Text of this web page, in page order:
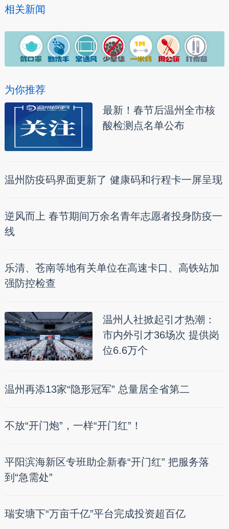
相关新闻
为你推荐
最新！春节后温州全市核
酸检测点名单公布
温州防疫码界面更新了 健康码和行程卡一屏呈现
逆风而上 春节期间万余名青年志愿者投身防疫一
线
乐清、苍南等地有关单位在高速卡口、高铁站加
强防控检查
温州人社掀起引才热潮：
市内外引才36场次 提供岗
位6.6万个
温州再添13家“隐形冠军” 总量居全省第二
不放“开门炮”，一样“开门红”！
平阳滨海新区专班助企新春“开门红” 把服务落
到“急需处”
瑞安塘下“万亩千亿”平台完成投资超百亿